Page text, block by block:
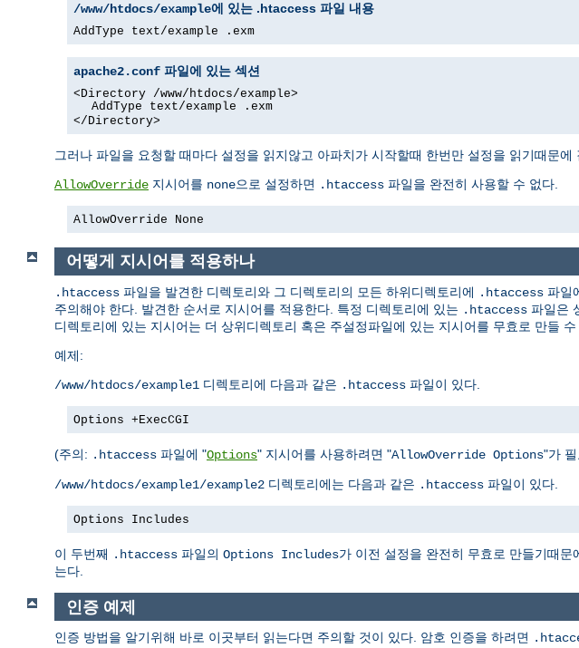
/www/htdocs/example에 있는 .htaccess 파일 내용
AddType text/example .exm
apache2.conf 파일에 있는 섹션
<Directory /www/htdocs/example>
AddType text/example .exm
</Directory>
그러나 파일을 요청할 때마다 설정을 읽지않고 아파치가 시작할때 한번만 설정을 읽기때문
AllowOverride 지시어를 none으로 설정하면 .htaccess 파일을 완전히 사용할 수 없다.
AllowOverride None
어떻게 지시어를 적용하나
.htaccess 파일을 발견한 디렉토리와 그 디렉토리의 모든 하위디렉토리에 .htaccess 파일
주의해야 한다. 발견한 순서로 지시어를 적용한다. 특정 디렉토리에 있는 .htaccess 파일은
디렉토리에 있는 지시어는 더 상위디렉토리 혹은 주설정파일에 있는 지시어를 무효로 만들 수
예제:
/www/htdocs/example1 디렉토리에 다음과 같은 .htaccess 파일이 있다.
Options +ExecCGI
(주의: .htaccess 파일에 "Options" 지시어를 사용하려면 "AllowOverride Options"가
/www/htdocs/example1/example2 디렉토리에는 다음과 같은 .htaccess 파일이 있다.
Options Includes
이 두번째 .htaccess 파일의 Options Includes가 이전 설정을 완전히 무효로 만들기때문
는다.
인증 예제
인증 방법을 알기위해 바로 이곳부터 읽는다면 주의할 것이 있다. 암호 인증을 하려면